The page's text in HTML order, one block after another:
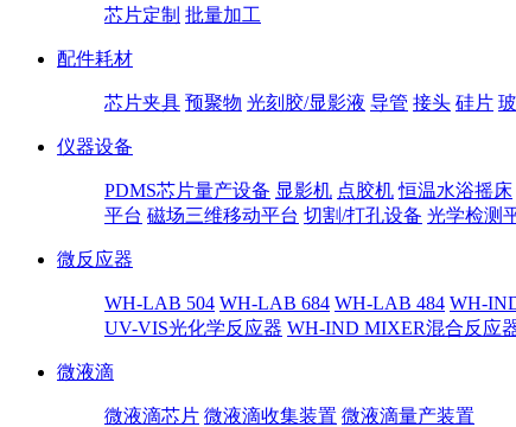
芯片定制 批量加工
配件耗材
芯片夹具 预聚物 光刻胶/显影液 导管 接头 硅片
仪器设备
PDMS芯片量产设备 显影机 点胶机 恒温水浴摇床
平台 磁场三维移动平台 切割/打孔设备 光学检测
微反应器
WH-LAB 504 WH-LAB 684 WH-LAB 484 WH-
UV-VIS光化学反应器 WH-IND MIXER混合反应
微液滴
微液滴芯片 微液滴收集装置 微液滴量产装置